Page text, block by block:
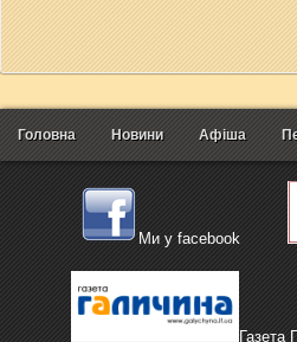
Головна Новини Афіша
Ми у facebook